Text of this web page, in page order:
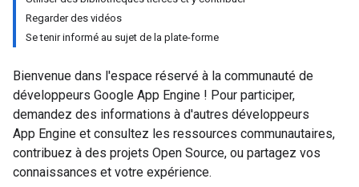
Regarder des vidéos
Se tenir informé au sujet de la plate-forme
Bienvenue dans l'espace réservé à la communauté de
développeurs Google App Engine ! Pour participer,
demandez des informations à d'autres développeurs
App Engine et consultez les ressources communautaires,
contribuez à des projets Open Source, ou partagez vos
connaissances et votre expérience.